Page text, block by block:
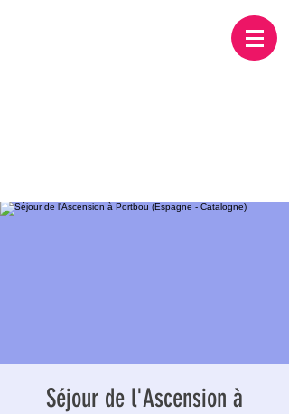
Séjour de l'Ascension à